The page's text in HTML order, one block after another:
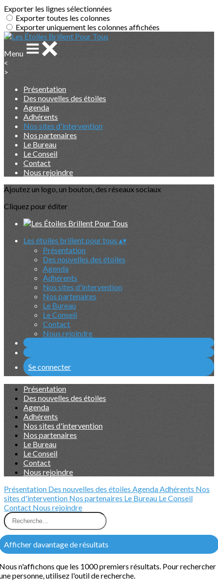
Exporter les lignes sélectionnées
Exporter toutes les colonnes
Exporter uniquement les colonnes affichées
Menu
<
>
Présentation
Des nouvelles des étoiles
Agenda
Adhérents
Nos sites d'intervention
Nos partenaires
Le Bureau
Le Conseil
Contact
Nous rejoindre
Ajoutez un logo, un bouton, des réseaux sociaux
Cliquez pour éditer
Les étoiles brillent pour tous ▴▾
Présentation
Des nouvelles des étoiles
Agenda
Adhérents
Nos sites d'intervention
Nos partenaires
Le Bureau
Le Conseil
Contact
Nous rejoindre
Se connecter
Présentation
Des nouvelles des étoiles
Agenda
Adhérents
Nos sites d'intervention
Nos partenaires
Le Bureau
Le Conseil
Contact
Nous rejoindre
Présentation Des nouvelles des étoiles AgendaAdhérents Nos
sites d'intervention Nos partenaires Le Bureau Le Conseil
Contact Nous rejoindre
Afficher davantage de résultats
n'affichons que les 1000 premiers résultats. Pour rechercher
personne, utilisez l'outil de recherche.